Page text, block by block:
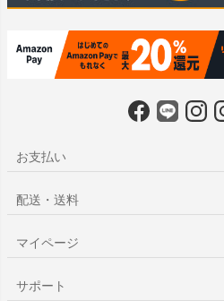
お支払い
配送・送料
マイページ
サポート